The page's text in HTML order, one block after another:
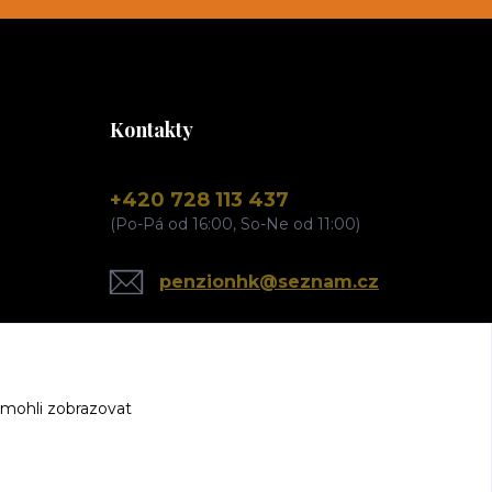
Kontakty
+420 728 113 437
(Po-Pá od 16:00, So-Ne od 11:00)
penzionhk@seznam.cz
zobrazovat